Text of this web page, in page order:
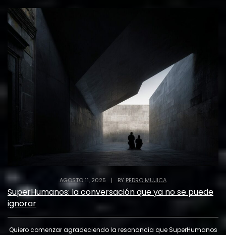
AGOSTO 11, 2025 | BY PEDRO MUJICA
SuperHumanos: la conversación que ya no se puede
ignorar
Quiero comenzar agradeciendo la resonancia que SuperHumanos